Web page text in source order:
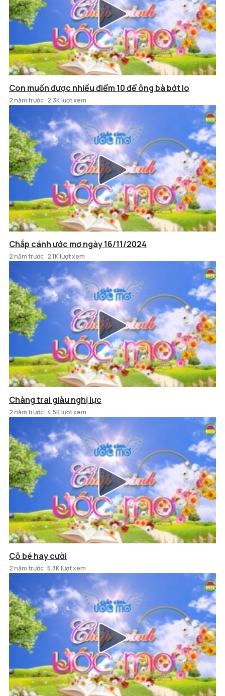
Con muốn được nhiều điểm 10 để ông bà bớt lo
2 năm trước 2.3K lượt xem
Chắp cánh ước mơ ngày 16/11/2024
2 năm trước 2.1K lượt xem
Chàng trai giàu nghị lực
2 năm trước 4.5K lượt xem
Cô bé hay cười
2 năm trước 5.3K lượt xem